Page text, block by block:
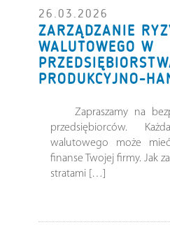
26.03.2026
ZARZĄDZANIE
WALUTOWEGO W
PRODUKCYJNO-
Zapraszamy na
przedsiębiorców.
walutowego może
finanse Twojej firmy. Jak
stratami […]